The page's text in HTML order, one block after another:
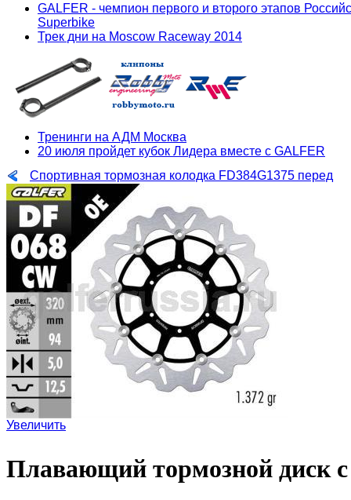
GALFER - чемпион первого и второго этапов
Superbike
Трек дни на Moscow Raceway 2014
Тренинги на АДМ Москва
20 июля пройдет кубок Лидера вместе с GALFER
Спортивная тормозная колодка FD384G1375 перед
Увеличить
Плавающий тормозной диск